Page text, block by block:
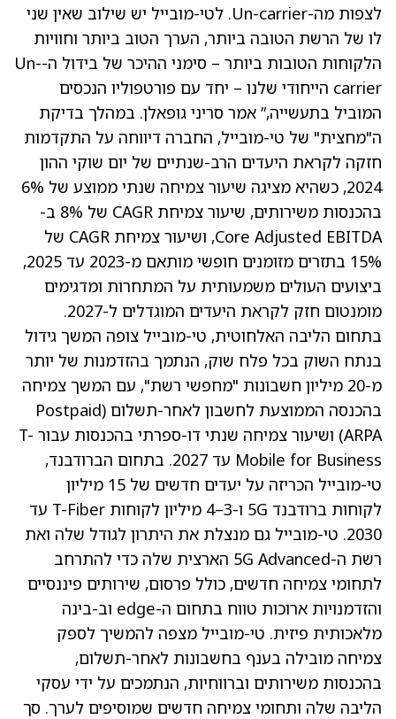
לצפות מה-Un-carrier. לטי-מובייל יש שילוב שאין שני
לו של הרשת הטובה ביותר, הערך הטוב ביותר וחוויות
הלקוחות הטובות ביותר – סימני ההיכר של בידול ה-Un-
carrier הייחודי שלנו – יחד עם פורטפוליו הנכסים
המוביל בתעשייה,” אמר סריני גופאלן. במהלך בדיקת
ה"מחצית" של טי-מובייל, החברה דיווחה על התקדמות
חזקה לקראת היעדים הרב-שנתיים של יום שוקי ההון
2024, כשהיא מציגה שיעור צמיחה שנתי ממוצע של 6%
בהכנסות משירותים, שיעור צמיחת CAGR של 8% ב-
Core Adjusted EBITDA, ושיעור צמיחת CAGR של
15% בתזרים מזומנים חופשי מותאם מ-2023 עד 2025,
ביצועים העולים משמעותית על המתחרות ומדגימים
מומנטום חזק לקראת היעדים המוגדלים ל-2027.
בתחום הליבה האלחוטית, טי-מובייל צופה המשך גידול
בנתח השוק בכל פלח שוק, הנתמך בהזדמנות של יותר
מ-20 מיליון חשבונות "מחפשי רשת", עם המשך צמיחה
בהכנסה הממוצעת לחשבון לאחר-תשלום (Postpaid
ARPA) ושיעור צמיחה שנתי דו-ספרתי בהכנסות עבור T-
Mobile for Business עד 2027. בתחום הברודבנד,
טי-מובייל הכריזה על יעדים חדשים של 15 מיליון
לקוחות ברודבנד 5G ו-3–4 מיליון לקוחות T-Fiber עד
2030. טי-מובייל גם מנצלת את היתרון לגודל שלה ואת
רשת ה-5G Advanced הארצית שלה כדי להתרחב
לתחומי צמיחה חדשים, כולל פרסום, שירותים פיננסיים
והזדמנויות ארוכות טווח בתחום ה-edge וב-בינה
מלאכותית פיזית. טי-מובייל מצפה להמשיך לספק
צמיחה מובילה בענף בחשבונות לאחר-תשלום,
בהכנסות משירותים וברווחיות, הנתמכים על ידי עסקי
הליבה שלה ותחומי צמיחה חדשים שמוסיפים לערך. סך